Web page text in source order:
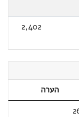
2,402
הערה